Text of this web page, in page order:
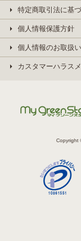
特定商取引法に基
個人情報保護方針
個人情報のお取扱
カスタマーハラス
Copyright